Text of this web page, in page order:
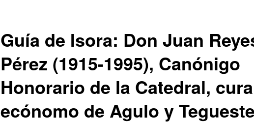
Guía de Isora: Don Juan
Pérez (1915-1995), Canónigo
Honorario de la Catedral, cura
ecónomo de Agulo y